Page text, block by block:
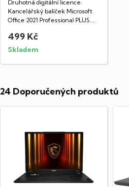
Druhotná digitální licence.
Kancelářský balíček Microsoft
Office 2021 Professional PLUS....
499 Kč
Skladem
24 Doporučených produktů